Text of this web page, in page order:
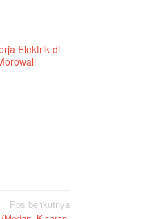
Elektrik di
Pos berikutnya